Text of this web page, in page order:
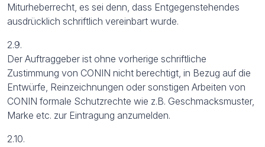
Miturheberrecht, es sei denn, dass Entgegenstehendes
ausdrücklich schriftlich vereinbart wurde.
2.9.
Der Auftraggeber ist ohne vorherige schriftliche
Zustimmung von CONIN nicht berechtigt, in Bezug auf die
Entwürfe, Reinzeichnungen oder sonstigen Arbeiten von
CONIN formale Schutzrechte wie z.B. Geschmacksmuster,
Marke etc. zur Eintragung anzumelden.
2.10.